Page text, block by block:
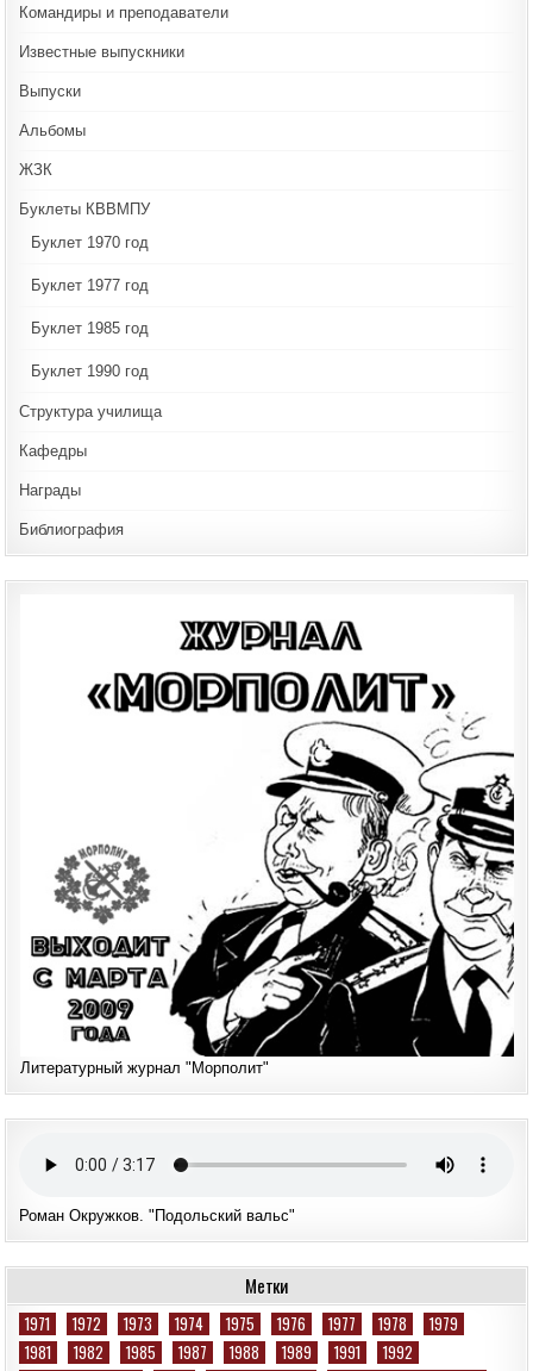
Командиры и преподаватели
Известные выпускники
Выпуски
Альбомы
ЖЗК
Буклеты КВВМПУ
Буклет 1970 год
Буклет 1977 год
Буклет 1985 год
Буклет 1990 год
Структура училища
Кафедры
Награды
Библиография
Литературный журнал "Морполит"
Роман Окружков. "Подольский вальс"
Метки
1971 1972 1973 1974 1975 1976 1977 1978
1979
1981
1982 1985 1987 1988 1989 1991
1992